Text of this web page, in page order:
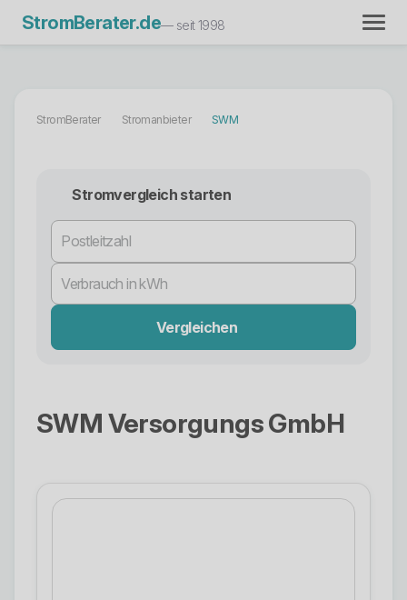
StromBerater.de— seit 1998
StromBerater Stromanbieter SWM
Stromvergleich starten
Vergleichen
SWM Versorgungs GmbH